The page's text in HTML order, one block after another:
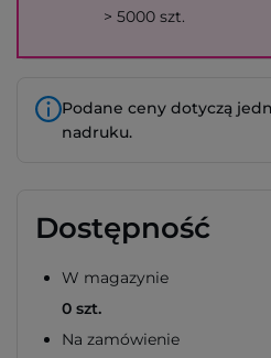
> 5000 szt.
Podane ceny dotyczą
nadruku.
Dostępność
W magazynie
0 szt.
Na zamówienie